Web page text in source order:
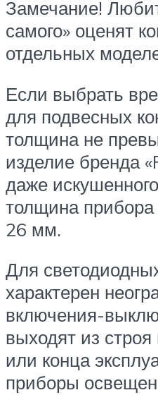
Замечание!
самого» оценят
отдельных
Если выбрать
для подвесных
толщина не
изделие бренда
даже
толщина прибора
26 мм.
Для
характерен
включения-
выходят из
или конца
приборы